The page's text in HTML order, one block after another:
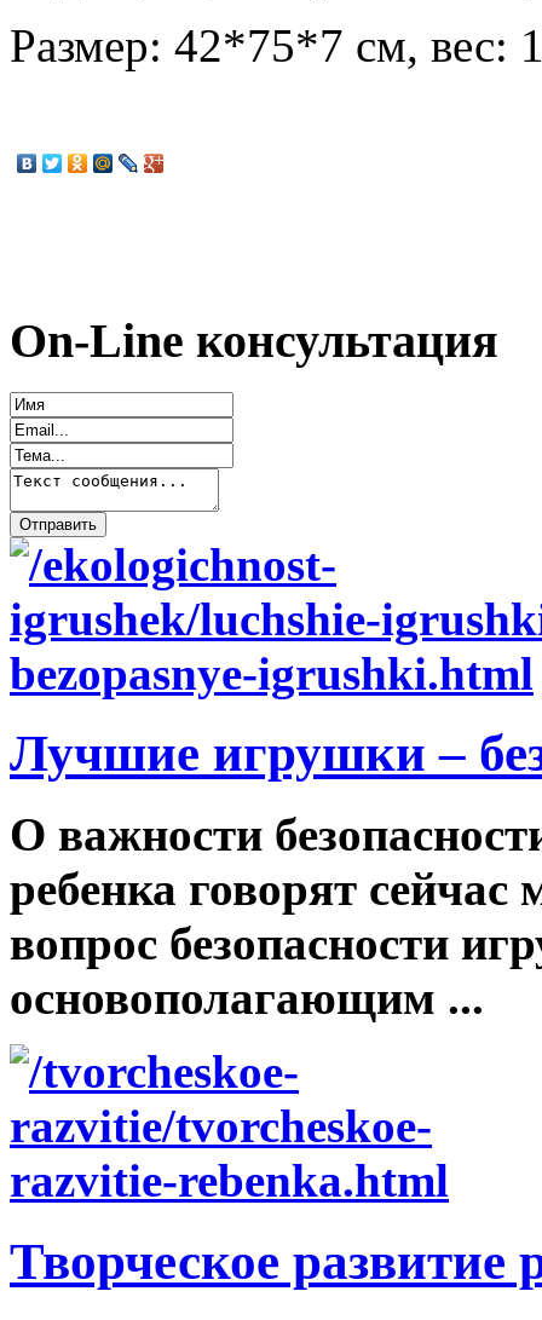
Размер: 42*75*7 см, вес:
On-Line консультация
Лучшие игрушки –
О важности
ребенка говорят
вопрос безопасности
основополагающим ...
Творческое развитие